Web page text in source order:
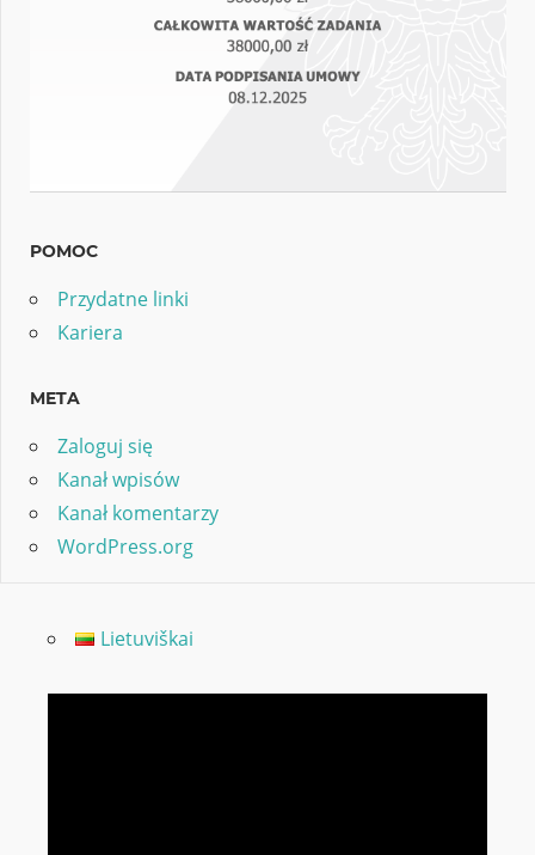
POMOC
Przydatne linki
Kariera
META
Zaloguj się
Kanał wpisów
Kanał komentarzy
WordPress.org
Lietuviškai